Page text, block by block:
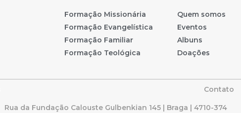
Formação Missionária
Formação Evangelística
Formação Familiar
Formação Teológica
Quem somos
Eventos
Albuns
Doações
Contato
Rua da Fundação Calouste Gulbenkian 145 | Braga | 4710-374